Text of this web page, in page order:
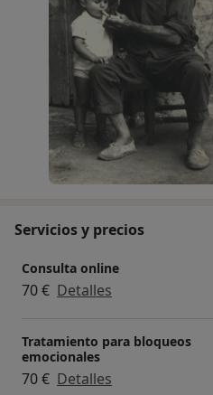
Servicios y precios
Consulta online
70 € Detalles
Tratamiento para bloqueos
emocionales
70 € Detalles